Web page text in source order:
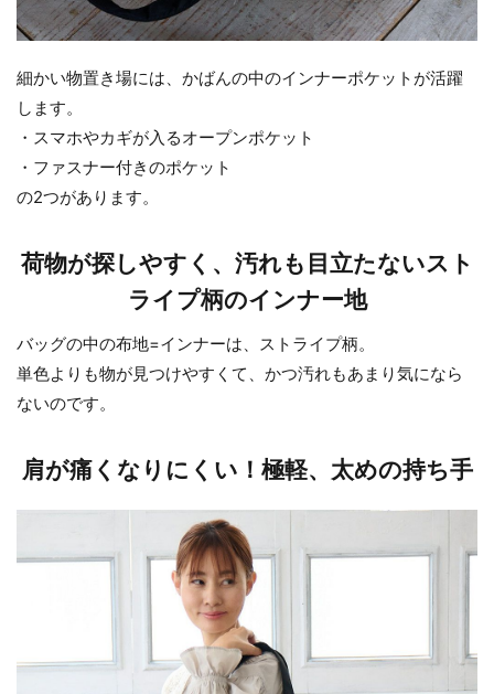
細かい物置き場には、かばんの中のインナーポケットが活躍
します。
・スマホやカギが入るオープンポケット
・ファスナー付きのポケット
の2つがあります。
荷物が探しやすく、汚れも目立たないスト
ライプ柄のインナー地
バッグの中の布地=インナーは、ストライプ柄。
単色よりも物が見つけやすくて、かつ汚れもあまり気になら
ないのです。
肩が痛くなりにくい！極軽、太めの持ち手